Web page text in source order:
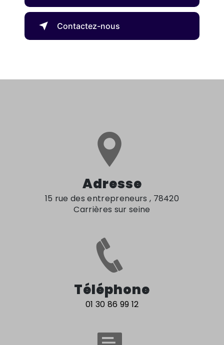
Contactez-nous
Adresse
15 rue des entrepreneurs , 78420
Carrières sur seine
Téléphone
01 30 86 99 12